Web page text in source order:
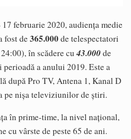
februarie 2020, audiența medie
fost de365.000de telespectatori
în scădere cu43.000de
perioadă a anului 2019. Este a
după Pro TV, Antena 1, Kanal D
pe nișa televiziunilor de știri.
în prime-time, la nivel național,
cu vârste de peste 65 de ani.